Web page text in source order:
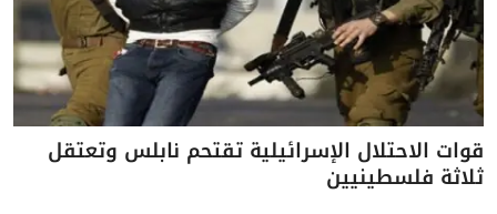
قوات الاحتلال الإسرائيلية تقتحم نابلس وتعتقل
ثلاثة فلسطينيين